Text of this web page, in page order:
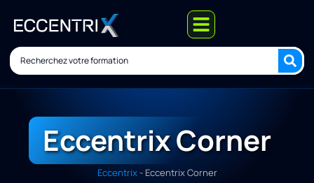
Eccentrix Corner
Eccentrix- Eccentrix Corner